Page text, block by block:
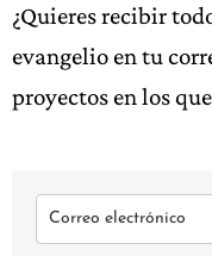
¿Quieres recibir
evangelio en tu
proyectos en los